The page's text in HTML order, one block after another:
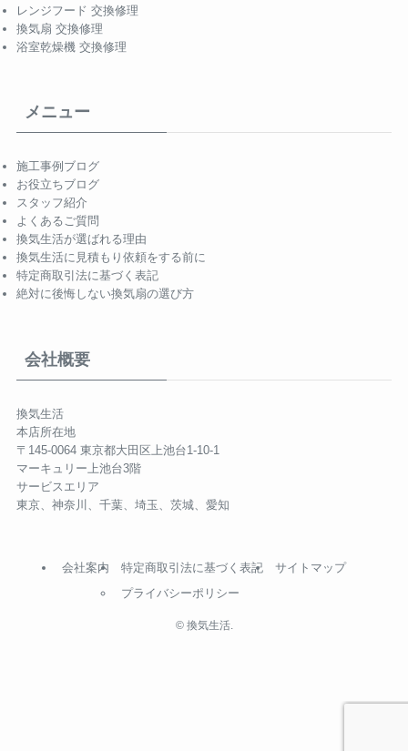
レンジフード 交換修理
換気扇 交換修理
浴室乾燥機 交換修理
メニュー
施工事例ブログ
お役立ちブログ
スタッフ紹介
よくあるご質問
換気生活が選ばれる理由
換気生活に見積もり依頼をする前に
特定商取引法に基づく表記
絶対に後悔しない換気扇の選び方
会社概要
換気生活
本店所在地
〒145-0064 東京都大田区上池台1-10-1
マーキュリー上池台3階
サービスエリア
東京、神奈川、千葉、埼玉、茨城、愛知
会社案内
特定商取引法に基づく表記
プライバシーポリシー
サイトマップ
©換気生活.